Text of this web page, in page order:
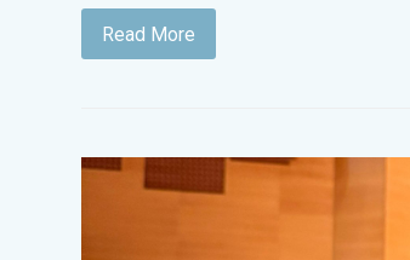
Read More